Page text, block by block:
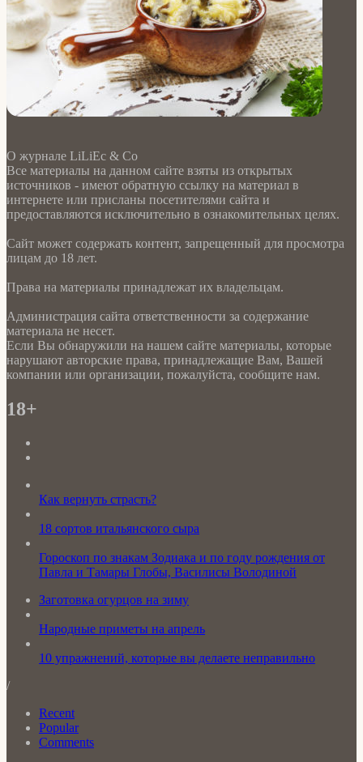
О журнале LiLiEc & Co
Все материалы на данном сайте взяты из открытых
источников - имеют обратную ссылку на материал в
интернете или присланы посетителями сайта и
предоставляются исключительно в ознакомительных целях.
Сайт может содержать контент, запрещенный для просмотра
лицам до 18 лет.
Права на материалы принадлежат их владельцам.
Администрация сайта ответственности за содержание
материала не несет.
Если Вы обнаружили на нашем сайте материалы, которые
нарушают авторские права, принадлежащие Вам, Вашей
компании или организации, пожалуйста, сообщите нам.
18+
Как вернуть страсть?
18 сортов итальянского сыра
Гороскоп по знакам Зодиака и по году рождения от
Павла и Тамары Глобы, Василисы Володиной
Заготовка огурцов на зиму
Народные приметы на апрель
10 упражнений, которые вы делаете неправильно
/
Recent
Popular
Comments